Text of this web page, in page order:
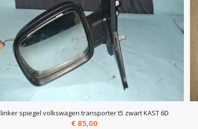
linker spiegel volkswagen transporter t5 zwart KAST 6D
€ 85,00